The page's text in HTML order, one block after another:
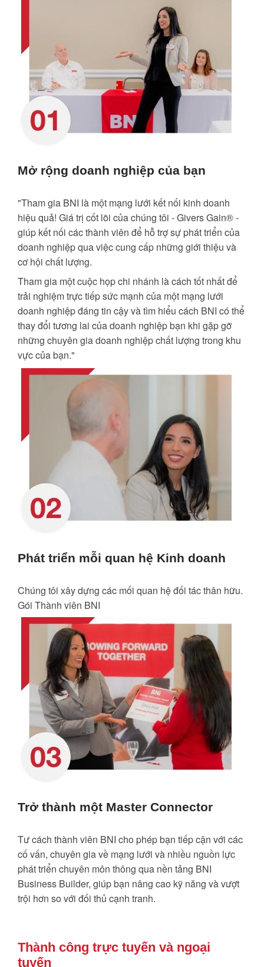
Mở rộng doanh nghiệp của bạn
"Tham gia BNI là một mạng lưới kết nối kinh doanh
hiệu quả! Giá trị cốt lõi của chúng tôi - Givers Gain® -
giúp kết nối các thành viên để hỗ trợ sự phát triển của
doanh nghiệp qua việc cung cấp những giới thiệu và
cơ hội chất lượng.
Tham gia một cuộc họp chi nhánh là cách tốt nhất để
trải nghiệm trực tiếp sức mạnh của một mạng lưới
doanh nghiệp đáng tin cậy và tìm hiểu cách BNI có thể
thay đổi tương lai của doanh nghiệp bạn khi gặp gỡ
những chuyên gia doanh nghiệp chất lượng trong khu
vực của bạn."
Phát triển mỗi quan hệ Kinh doanh
Chúng tôi xây dựng các mối quan hệ đối tác thân hữu.
Gói Thành viên BNI
Trở thành một Master Connector
Tư cách thành viên BNI cho phép bạn tiếp cận với các
cố vấn, chuyên gia về mạng lưới và nhiều nguồn lực
phát triển chuyên môn thông qua nền tảng BNI
Business Builder, giúp bạn nâng cao kỹ năng và vượt
trội hơn so với đối thủ cạnh tranh.
Thành công trực tuyến và ngoại
tuyến